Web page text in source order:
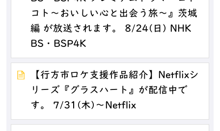
コト～おいしい心と出会う旅～』茨城
編 が放送されます。 8/24(日) NHK
BS・BSP4K
【行方市ロケ支援作品紹介】Netflixシ
リーズ『グラスハート』が配信中で
す。 7/31(木)～Netflix